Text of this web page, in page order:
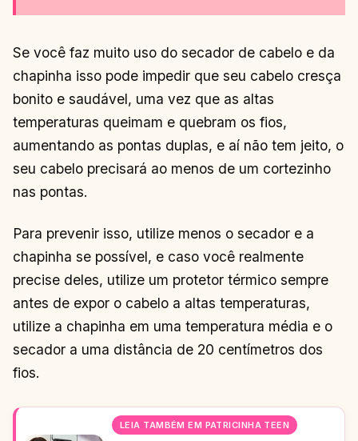
Se você faz muito uso do secador de cabelo e da
chapinha isso pode impedir que seu cabelo cresça
bonito e saudável, uma vez que as altas
temperaturas queimam e quebram os fios,
aumentando as pontas duplas, e aí não tem jeito, o
seu cabelo precisará ao menos de um cortezinho
nas pontas.
Para prevenir isso, utilize menos o secador e a
chapinha se possível, e caso você realmente
precise deles, utilize um protetor térmico sempre
antes de expor o cabelo a altas temperaturas,
utilize a chapinha em uma temperatura média e o
secador a uma distância de 20 centímetros dos
fios.
LEIA TAMBÉM EM PATRICINHA TEEN